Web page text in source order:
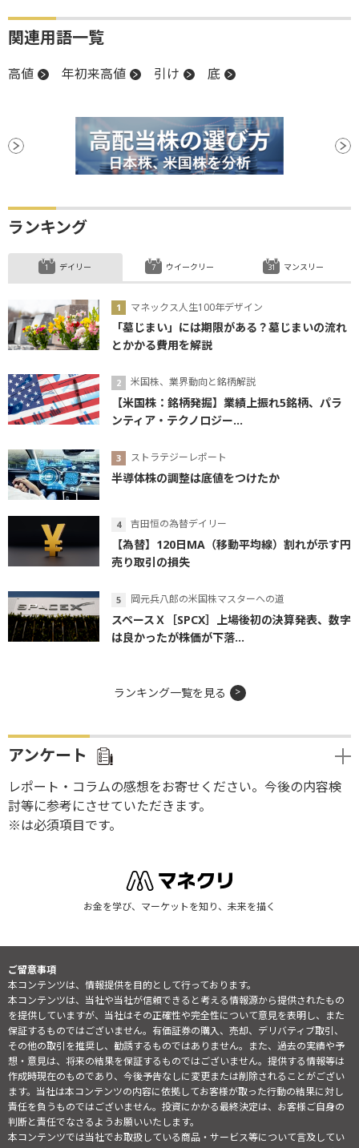
関連用語一覧
高値 年初来高値 引け 底
ランキング
デイリー
マネックス人生100年デザイン
「墓じまい」には期限がある？墓じまいの流れ
とかかる費用を解説
米国株、業界動向と銘柄解説
【米国株：銘柄発掘】業績上振れ5銘柄、パラ
ンティア・テクノロジー...
ストラテジーレポート
半導体株の調整は底値をつけたか
吉田恒の為替デイリー
【為替】120日MA（移動平均線）割れが示す円
売り取引の損失
岡元兵八郎の米国株マスターへの道
スペースＸ［SPCX］上場後初の決算発表、数字
は良かったが株価が下落...
ウイークリー マンスリー
ランキング一覧を見る
アンケート
レポート・コラムの感想をお寄せください。今後の内容検
討等に参考にさせていただきます。
※は必須項目です。
お金を学び、マーケットを知り、未来を描く
ご留意事項
本コンテンツは、情報提供を目的として行っております。
本コンテンツは、当社や当社が信頼できると考える情報源から提供されたもの
を提供していますが、当社はその正確性や完全性について意見を表明し、また
保証するものではございません。有価証券の購入、売却、デリバティブ取引、
その他の取引を推奨し、勧誘するものではありません。また、過去の実績や予
想・意見は、将来の結果を保証するものではございません。提供する情報等は
作成時現在のものであり、今後予告なしに変更または削除されることがござい
ます。当社は本コンテンツの内容に依拠してお客様が取った行動の結果に対し
責任を負うものではございません。投資にかかる最終決定は、お客様ご自身の
判断と責任でなさるようお願いいたします。
本コンテンツでは当社でお取扱している商品・サービス等について言及してい